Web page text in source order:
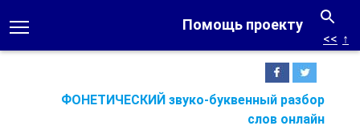
Помощь проекту
ФОНЕТИЧЕСКИЙ звуко-буквенный разбор
слов онлайн
<< ↑